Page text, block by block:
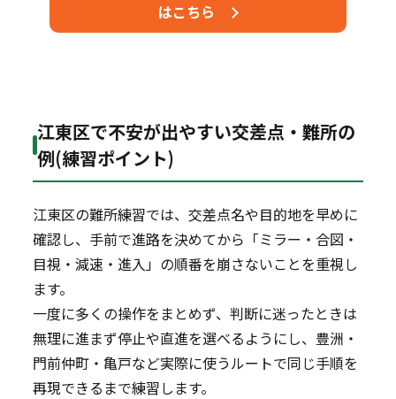
はこちら
江東区で不安が出やすい交差点・難所の
例(練習ポイント)
江東区の難所練習では、交差点名や目的地を早めに
確認し、手前で進路を決めてから「ミラー・合図・
目視・減速・進入」の順番を崩さないことを重視し
ます。
一度に多くの操作をまとめず、判断に迷ったときは
無理に進まず停止や直進を選べるようにし、豊洲・
門前仲町・亀戸など実際に使うルートで同じ手順を
再現できるまで練習します。